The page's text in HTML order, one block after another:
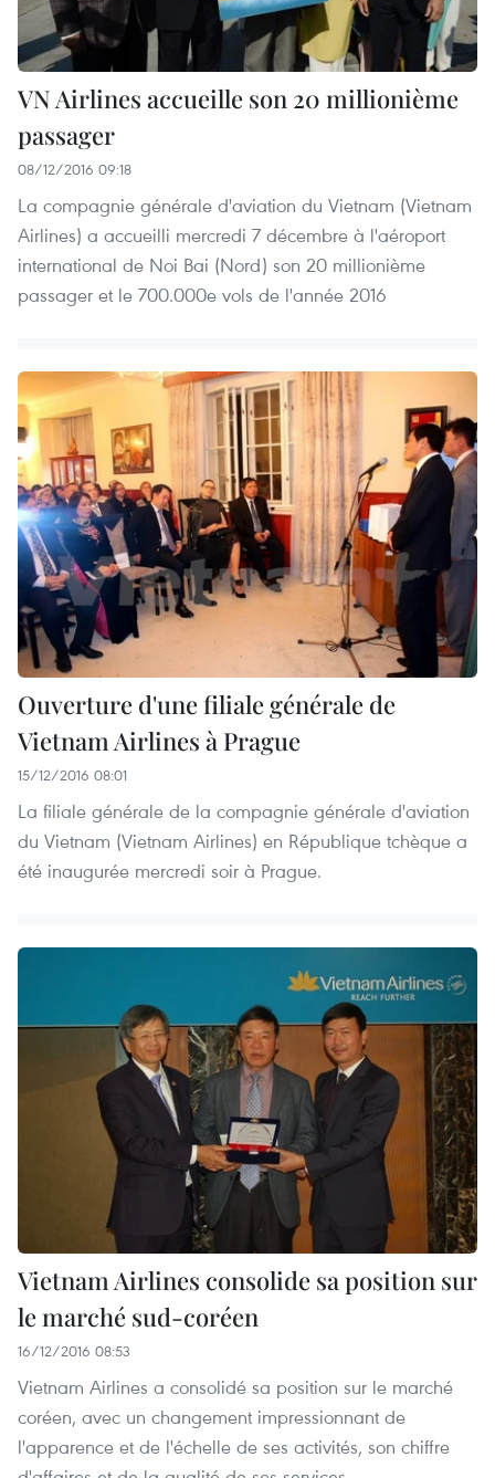
VN Airlines accueille son 20 millionième
passager
08/12/2016 09:18
La compagnie générale d'aviation du Vietnam (Vietnam
Airlines) a accueilli mercredi 7 décembre à l'aéroport
international de Noi Bai (Nord) son 20 millionième
passager et le 700.000e vols de l'année 2016
Ouverture d'une filiale générale de
Vietnam Airlines à Prague
15/12/2016 08:01
La filiale générale de la compagnie générale d'aviation
du Vietnam (Vietnam Airlines) en République tchèque a
été inaugurée mercredi soir à Prague.
Vietnam Airlines consolide sa position sur
le marché sud-coréen
16/12/2016 08:53
Vietnam Airlines a consolidé sa position sur le marché
coréen, avec un changement impressionnant de
l'apparence et de l'échelle de ses activités, son chiffre